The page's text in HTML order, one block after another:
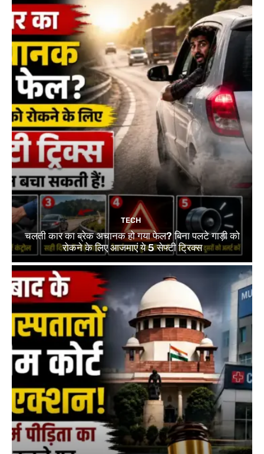
TECH
चलती कार का ब्रेक अचानक हो गया फेल? बिना पलटे गाड़ी को
रोकने के लिए आजमाएं ये 5 सेफ्टी ट्रिक्स